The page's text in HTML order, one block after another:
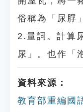
俗稱為「尿脬
2.量詞。計算
尿」。也作「
資料來源：
教育部重編國